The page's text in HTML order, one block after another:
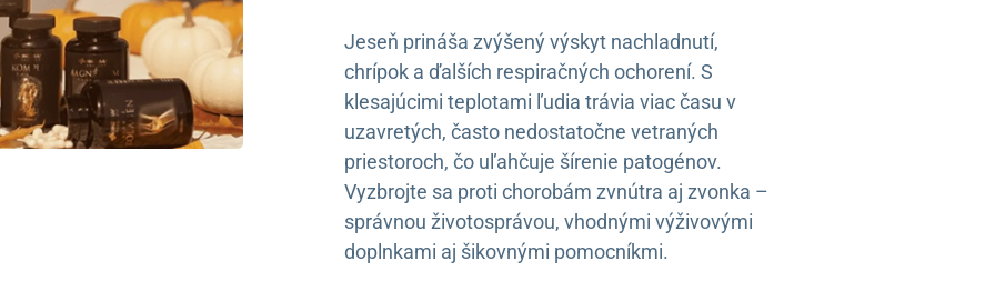
Jeseň prináša zvýšený výskyt nachladnutí,
chrípok a ďalších respiračných ochorení. S
klesajúcimi teplotami ľudia trávia viac času v
uzavretých, často nedostatočne vetraných
priestoroch, čo uľahčuje šírenie patogénov.
Vyzbrojte sa proti chorobám zvnútra aj zvonka –
správnou životosprávou, vhodnými výživovými
doplnkami aj šikovnými pomocníkmi.